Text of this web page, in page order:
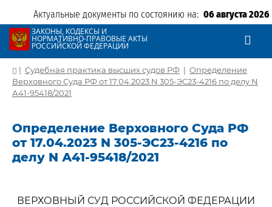
Актуальные документы по состоянию на: 06 августа 2026
ЗАКОНЫ, КОДЕКСЫ И
НОРМАТИВНО-ПРАВОВЫЕ АКТЫ
РОССИЙСКОЙ ФЕДЕРАЦИИ
| Судебная практика высших судов РФ | Определение
Верховного Суда РФ от 17.04.2023 N 305-ЭС23-4216 по делу N
А41-95418/2021
Определение Верховного Суда РФ
от 17.04.2023 N 305-ЭС23-4216 по
делу N А41-95418/2021
ВЕРХОВНЫЙ СУД РОССИЙСКОЙ ФЕДЕРАЦИИ